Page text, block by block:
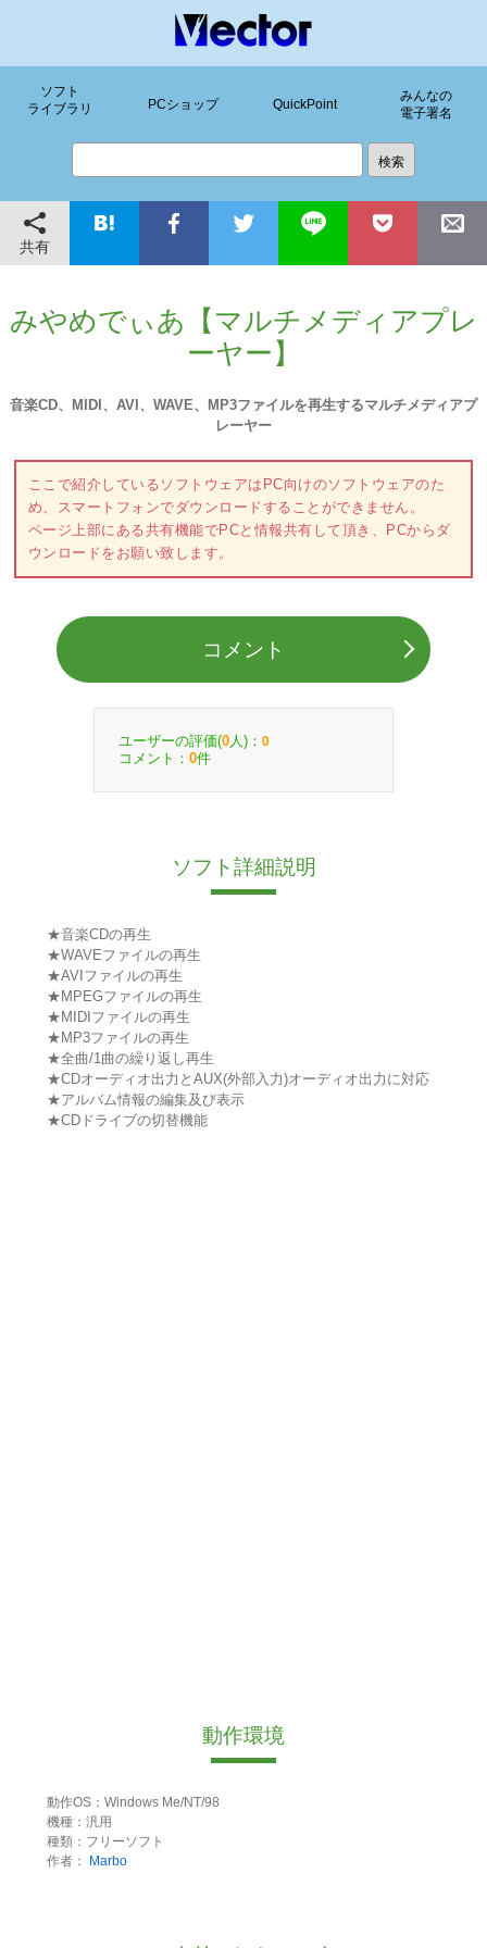
ソフト
ライブラリ
PCショップ QuickPoint
みんなの
電子署名
共有
みやめでぃあ【マルチメディアプレ
ーヤー】
音楽CD、MIDI、AVI、WAVE、MP3ファイルを再生するマルチメディアプ
レーヤー
ここで紹介しているソフトウェアはPC向けのソフトウェアのた
め、スマートフォンでダウンロードすることができません。
ページ上部にある共有機能でPCと情報共有して頂き、PCからダ
ウンロードをお願い致します。
コメント
ユーザーの評価(0 人)： 0
コメント： 0件
ソフト詳細説明
★音楽CDの再生
★WAVEファイルの再生
★AVIファイルの再生
★MPEGファイルの再生
★MIDIファイルの再生
★MP3ファイルの再生
★全曲/1曲の繰り返し再生
★CDオーディオ出力とAUX(外部入力)オーディオ出力に対応
★アルバム情報の編集及び表示
★CDドライブの切替機能
動作環境
動作OS：Windows Me/NT/98
機種：汎用
種類：フリーソフト
作者：
Marbo